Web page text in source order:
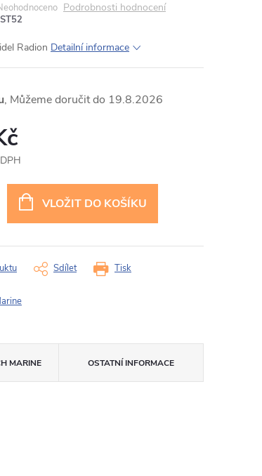
Podrobnosti hodnocení
Radion Detailní informace
19.8.2026
VLOŽIT DO KOŠÍKU
Tisk
Sdílet
MARINE OSTATNÍ INFORMACE